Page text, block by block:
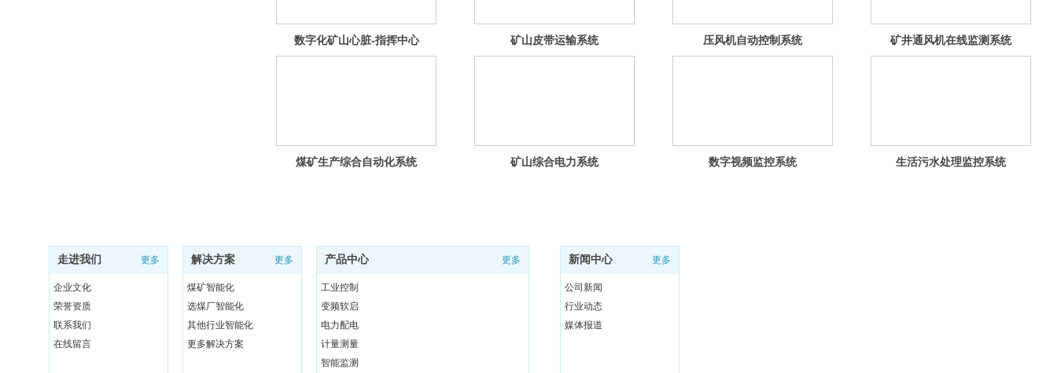
数字化矿山心脏-指挥中心 矿山皮带运输系统 压风机自动控制系统 矿井通风机在线监测系统
煤矿生产综合自动化系统 矿山综合电力系统 数字视频监控系统 生活污水处理监控系统
走进我们 更多
企业文化
荣誉资质
联系我们
在线留言
产品中心 更多
工业控制
变频软启
电力配电
计量测量
智能监测
解决方案 更多
煤矿智能化
选煤厂智能化
其他行业智能化
更多解决方案
新闻中心 更多
公司新闻
行业动态
媒体报道